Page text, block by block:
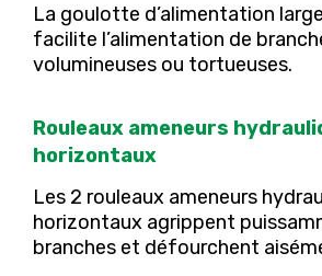
La goulotte d’alimentation
facilite l’alimentation de
volumineuses ou tortueuses.
Rouleaux ameneurs
horizontaux
Les 2 rouleaux ameneurs
horizontaux agrippent
branches et défourchent